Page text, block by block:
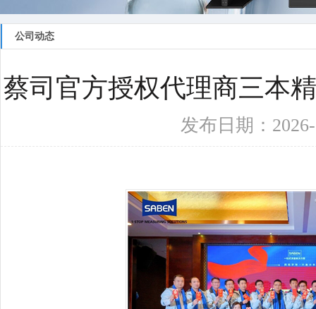
百叶窗图片
公司动态
蔡司官方授权代理商三本
发布日期：